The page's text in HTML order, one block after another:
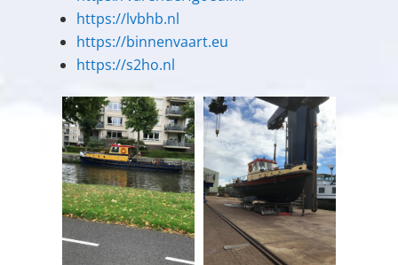
https://lvbhb.nl
https://binnenvaart.eu
https://s2ho.nl